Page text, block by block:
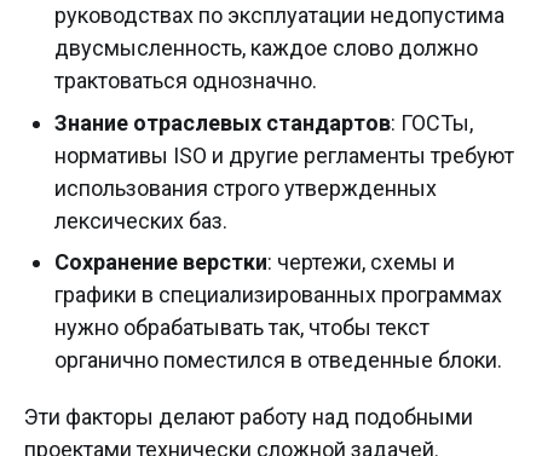
руководствах по эксплуатации недопустима
двусмысленность, каждое слово должно
трактоваться однозначно.
Знание отраслевых стандартов: ГОСТы,
нормативы ISO и другие регламенты требуют
использования строго утвержденных
лексических баз.
Сохранение верстки: чертежи, схемы и
графики в специализированных программах
нужно обрабатывать так, чтобы текст
органично поместился в отведенные блоки.
Эти факторы делают работу над подобными
проектами технически сложной задачей.